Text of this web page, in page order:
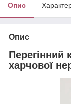
Опис
Опис
Перегінний
харчової